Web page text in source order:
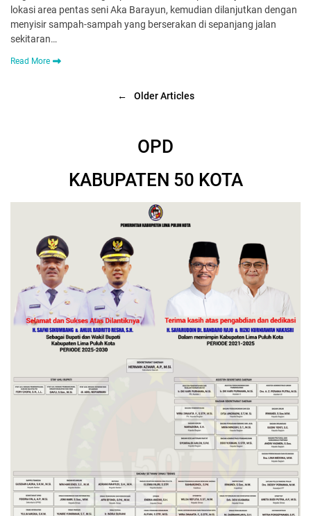
lokasi area pentas seni Aka Barayun, kemudian dilanjutkan dengan
menyisir sampah-sampah yang berserakan di sepanjang jalan
sekitaran…
Read More
← Older Articles
OPD
KABUPATEN 50 KOTA